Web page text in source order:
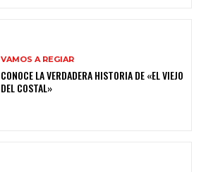
VAMOS A REGIAR
CONOCE LA VERDADERA HISTORIA DE «EL VIEJO
DEL COSTAL»